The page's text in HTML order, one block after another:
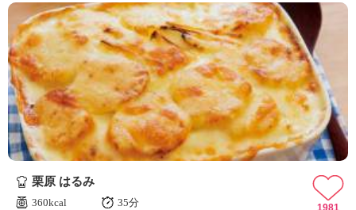
栗原 はるみ
360kcal
35分
1981